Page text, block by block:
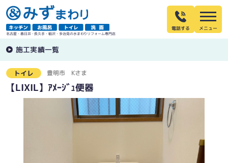
名古屋・春日井・長久手・稲沢・多治見の水まわりリフォーム専門店
電話する
施工実績一覧
トイレ 豊明市 Kさま
【LIXIL】ｱﾒｰｼﾞｭ便器